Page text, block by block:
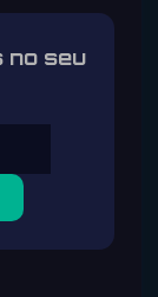
no seu